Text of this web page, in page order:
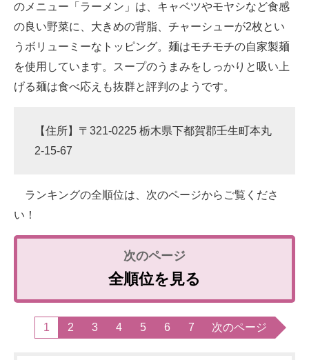
のメニュー「ラーメン」は、キャベツやモヤシなど食感
の良い野菜に、大きめの背脂、チャーシューが2枚とい
うボリューミーなトッピング。麺はモチモチの自家製麺
を使用しています。スープのうまみをしっかりと吸い上
げる麺は食べ応えも抜群と評判のようです。
【住所】〒321-0225 栃木県下都賀郡壬生町本丸
2-15-67
ランキングの全順位は、次のページからご覧くださ
い！
全順位を見る
1 2 3 4 5 6 7 次のページ